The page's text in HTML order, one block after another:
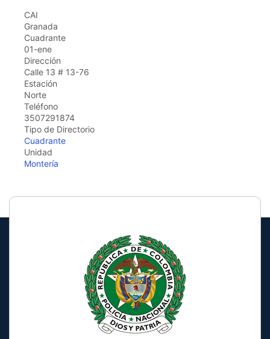
CAI
Granada
Cuadrante
01-ene
Dirección
Calle 13 # 13-76
Estación
Norte
Teléfono
3507291874
Tipo de Directorio
Cuadrante
Unidad
Montería